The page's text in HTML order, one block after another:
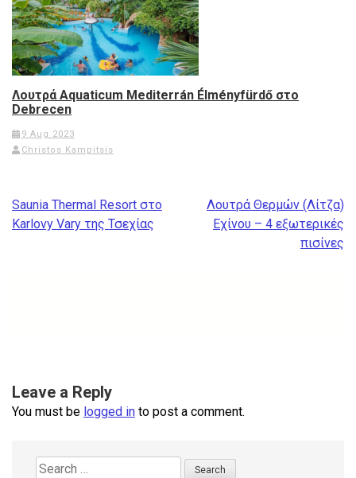
Λουτρά Aquaticum Mediterrán Élményfürdő στο
Debrecen
9 Aug 2023
Christos Kampitsis
Post
navigation
Saunia Thermal Resort στο
Karlovy Vary της Τσεχίας
Λουτρά Θερμών (Λίτζα)
Εχίνου – 4 εξωτερικές
πισίνες
Leave a Reply
You must be logged in to post a comment.
Search